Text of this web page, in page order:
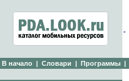
В начало | Словари | Программы |